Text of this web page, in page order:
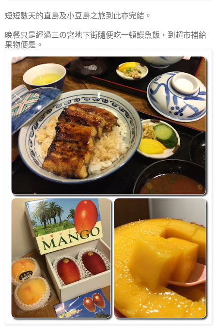
短短數天的直島及小豆島之旅到此亦完結。
晚餐只是經過三の宮地下街隨便吃一頓鰻魚飯，到超市補給
果物便是。